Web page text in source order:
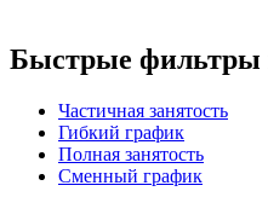
Быстрые фильтры
Частичная занятость
Гибкий график
Полная занятость
Сменный график